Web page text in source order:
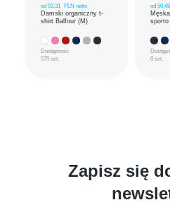
od 93,31 PLN netto
Damski organiczny t-
shirt Balfour (M)
Dostępność
575 szt.
od 50,45
sporto
0 szt.
Zapisz się